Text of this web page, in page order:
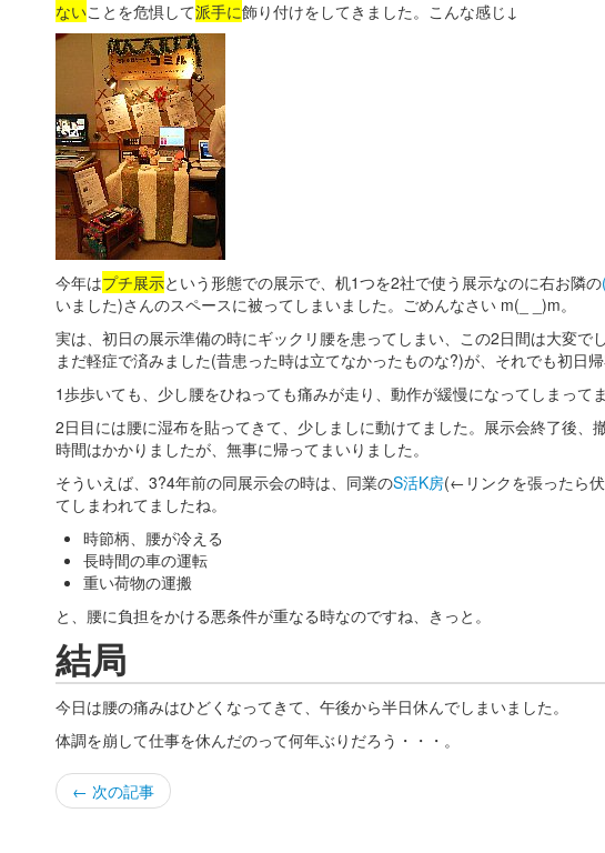
ないことを危惧して派手に飾り付けをしてきました。こんな感じ↓
今年はプチ展示という形態での展示で、机1つを2社で使う展示なのに右お隣の
いました)さんのスペースに被ってしまいました。ごめんなさい m(_ _)m。
実は、初日の展示準備の時にギックリ腰を患ってしまい、この2日間は大変で
まだ軽症で済みました(昔患った時は立てなかったものな?)が、それでも初日
1歩歩いても、少し腰をひねっても痛みが走り、動作が緩慢になってしまってま
2日目には腰に湿布を貼ってきて、少しましに動けてました。展示会終了後、
時間はかかりましたが、無事に帰ってまいりました。
そういえば、3?4年前の同展示会の時は、同業のS活K房(←リンクを張ったら
てしまわれてましたね。
時節柄、腰が冷える
長時間の車の運転
重い荷物の運搬
と、腰に負担をかける悪条件が重なる時なのですね、きっと。
結局
今日は腰の痛みはひどくなってきて、午後から半日休んでしまいました。
体調を崩して仕事を休んだのって何年ぶりだろう・・・。
← 次の記事